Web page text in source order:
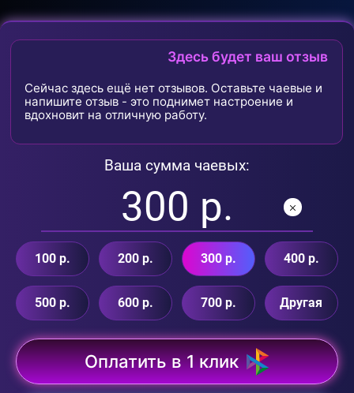
Здесь будет ваш отзыв
Сейчас здесь ещё нет отзывов. Оставьте чаевые и
напишите отзыв - это поднимет настроение и
вдохновит на отличную работу.
Ваша сумма чаевых:
100 р. 200 р. 300 р. 400 р.
500 р. 600 р. 700 р. Другая
Оплатить в 1 клик